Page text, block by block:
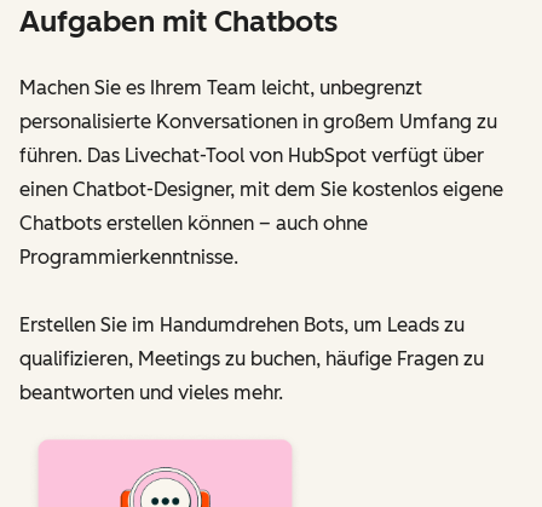
Aufgaben mit Chatbots
Machen Sie es Ihrem Team leicht, unbegrenzt
personalisierte Konversationen in großem Umfang zu
führen. Das Livechat-Tool von HubSpot verfügt über
einen Chatbot-Designer, mit dem Sie kostenlos eigene
Chatbots erstellen können – auch ohne
Programmierkenntnisse.
Erstellen Sie im Handumdrehen Bots, um Leads zu
qualifizieren, Meetings zu buchen, häufige Fragen zu
beantworten und vieles mehr.